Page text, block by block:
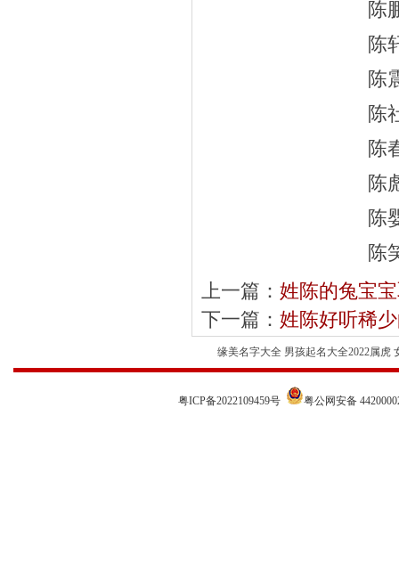
陈
陈
陈
陈
陈
陈
陈
陈
上一篇： 姓陈的兔宝
下一篇： 姓陈好听稀
粤ICP备2022109459号 粤公网安备
缘美名字大全 男孩起名大全2022属虎